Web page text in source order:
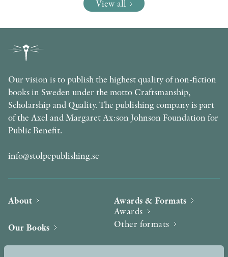
View all
Our vision is to publish the highest quality of non-fiction
books in Sweden under the motto Craftsmanship,
Scholarship and Quality. The publishing company is part
of the Axel and Margaret Ax:son Johnson Foundation for
Public Benefit.
info@stolpepublishing.se
About
Our Books
Awards & Formats
Awards
Other formats